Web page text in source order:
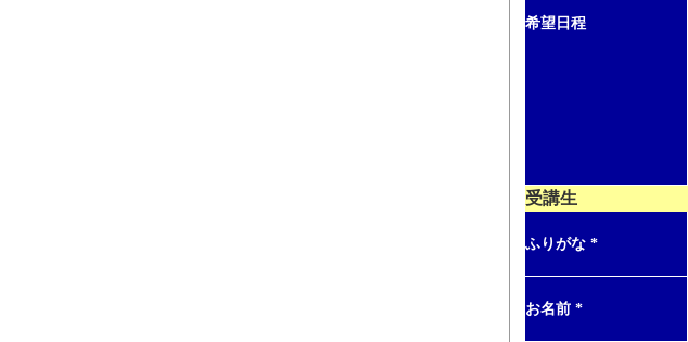
希望日程
受講生
ふりがな *
お名前 *